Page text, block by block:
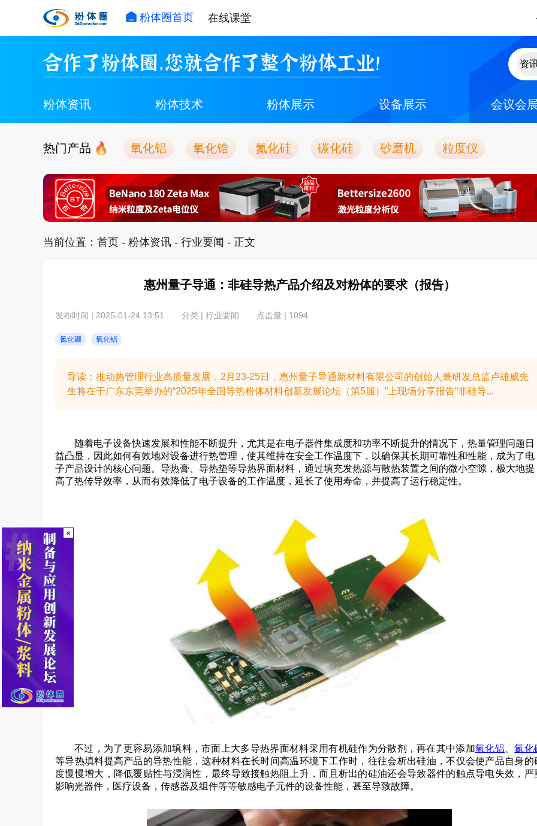
粉体圈首页 在线课堂
合作了粉体圈，您就合作了整个粉体工业！
粉体资讯 粉体技术 粉体展示 设备展示 会议会
热门产品 氧化铝 氧化锆 氮化硅 碳化硅 砂磨机 粒度仪
当前位置： 首页 - 粉体资讯 - 行业要闻 - 正文
惠州量子导通：非硅导热产品介绍及对粉体的要求（报告）
发布时间 | 2025-01-24 13:51 分类 | 行业要闻 点击量 | 1094
氮化硼 氧化铝
导读：推动热管理行业高质量发展，2月23-25日，惠州量子导通新材料有限公司的创始人兼研发总监卢雄威先
生将在于广东东莞举办的“2025年全国导热粉体材料创新发展论坛（第5届）​”上现场分享报告“非硅导...
随着电子设备快速发展和性能不断提升，尤其是在电子器件集成度和功率不断提升的情况下，热量管理问题日
益凸显，因此如何有效地对设备进行热管理，使其维持在安全工作温度下，以确保其长期可靠性和性能，成为了电
子产品设计的核心问题。导热膏、导热垫等导热界面材料，通过填充发热源与散热装置之间的微小空隙，极大地提
高了热传导效率，从而有效降低了电子设备的工作温度，延长了使用寿命，并提高了运行稳定性。
不过，为了更容易添加填料，市面上大多导热界面材料采用有机硅作为分散剂，再在其中添加氧化铝 、氮化
等导热填料提高产品的导热性能，这种材料在长时间高温环境下工作时，往往会析出硅油，不仅会使产品自身的
度慢慢增大，降低覆贴性与浸润性，最终导致接触热阻上升，而且析出的硅油还会导致器件的触点导电失效，严
影响光器件，医疗设备，传感器及组件等等敏感电子元件的设备性能，甚至导致故障。
×